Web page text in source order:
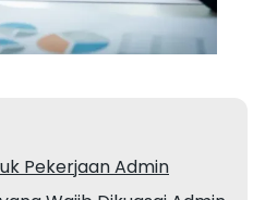
Pekerjaan Admin